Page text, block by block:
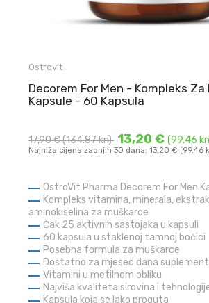
Ostrovit
Decorem For Men - Kompleks Za
Kapsule - 60 Kapsula
17,90 €(134.87 kn) 13,20 €(99.46
Najniža cijena zadnjih 30 dana: 13,20 € (99.46
OstroVit Pharma Decorem For Men
Kompleks vitamina, minerala,
aminokiselina za muškarce
Čak 25 aktivnih sastojaka u kapsuli
60 kapsula u staklenoj tamnoj bočici
Posebna formula za muškarce
Dostatno za mjesec dana
Vitamini u metilnom obliku
Najviša kvaliteta sirovina i
Kapsula koja se lako proguta